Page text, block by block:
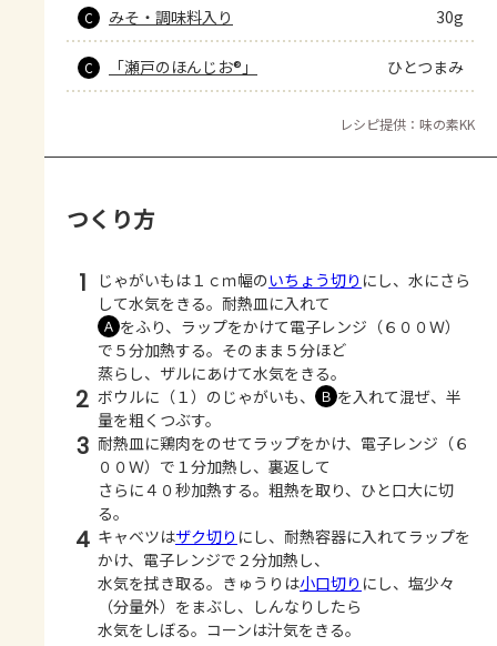
C みそ・調味料入り 30g
C 「瀬戸のほんじお®」 ひとつまみ
レシピ提供：味の素KK
つくり方
1 じゃがいもは１ｃｍ幅のいちょう切り にし、水にさら
して水気をきる。耐熱皿に入れて
Ａ をふり、ラップをかけて電子レンジ（６００Ｗ）
で５分加熱する。そのまま５分ほど
蒸らし、ザルにあけて水気をきる。
2 ボウルに（１）のじゃがいも、 Ｂ を入れて混ぜ、半
量を粗くつぶす。
3 耐熱皿に鶏肉をのせてラップをかけ、電子レンジ（６
００Ｗ）で１分加熱し、裏返して
さらに４０秒加熱する。粗熱を取り、ひと口大に切
る。
4 キャベツはザク切り にし、耐熱容器に入れてラップを
かけ、電子レンジで２分加熱し、
水気を拭き取る。きゅうりは小口切り にし、塩少々
（分量外）をまぶし、しんなりしたら
水気をしぼる。コーンは汁気をきる。